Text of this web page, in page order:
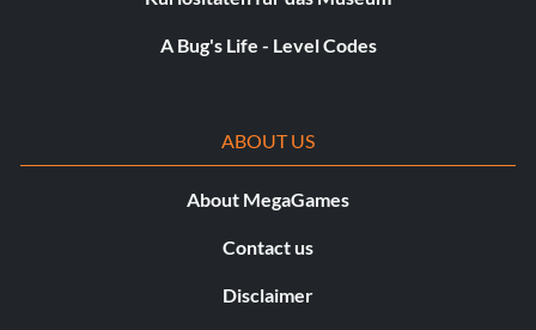
A Bug's Life - Level Codes
ABOUT US
About MegaGames
Contact us
Disclaimer